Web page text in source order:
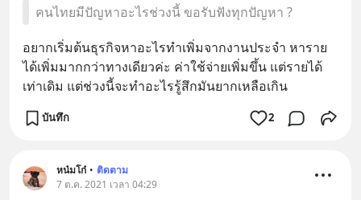
คนไทยมีปัญหาอะไรช่วงนี้ ขอรับฟังทุกปัญหา ?
อยากเริ่มต้นธุรกิจหาอะไรทำเพิ่มจากงานประจำ หาราย
ได้เพิ่มมากกว่าทางเดียวค่ะ ค่าใช้จ่ายเพิ่มขึ้น แต่รายได้
เท่าเดิม แต่ช่วงนี้จะทำอะไรรู้สึกมันยากเหลือเกิน
บันทึก 2
หน๋มโก๋ • ติดตาม
7 ต.ค. 2021 เวลา 04:29